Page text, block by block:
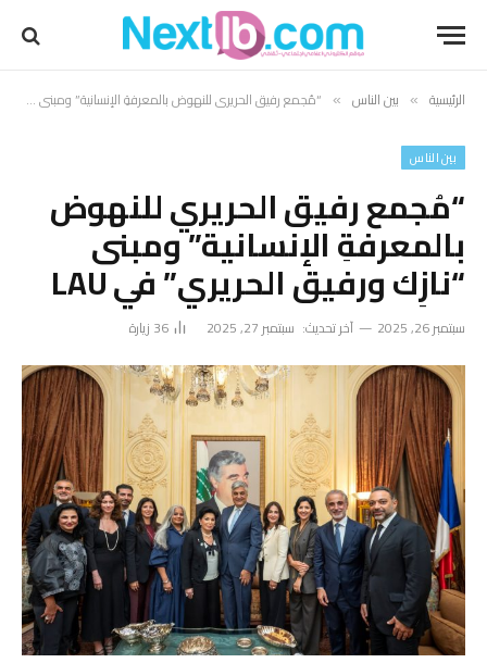
الرئيسية » بين الناس » “مُجمع رفيق الحريري للنهوض بالمعرفةِ الإنسانية” ومبنى “نازِك ورفيق الحريري” في LAU
بين الناس
“مُجمع رفيق الحريري للنهوض
بالمعرفةِ الإنسانية” ومبنى
“نازِك ورفيق الحريري” في LAU
سبتمبر 26, 2025 آخر تحديث: سبتمبر 27, 2025 36 زيارة